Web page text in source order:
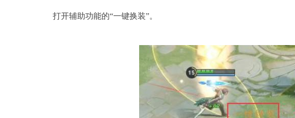
打开辅助功能的“一键换装”。